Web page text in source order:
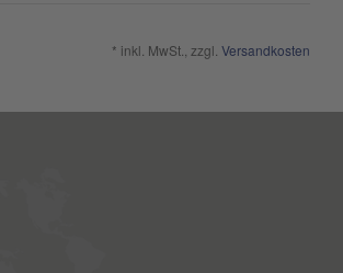
* inkl. MwSt., zzgl. Versandkosten